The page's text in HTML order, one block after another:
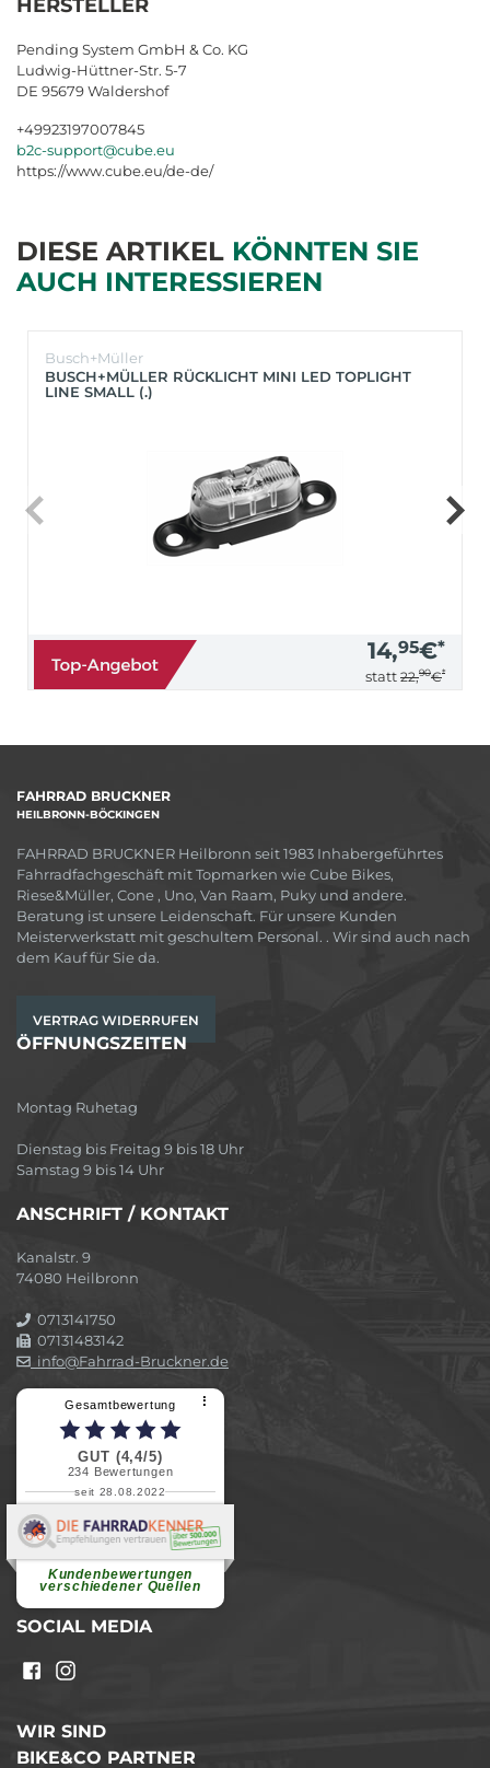
HERSTELLER
Pending System GmbH & Co. KG
Ludwig-Hüttner-Str. 5-7
DE 95679 Waldershof
+49923197007845
b2c-support@cube.eu
https://www.cube.eu/de-de/
DIESE ARTIKEL KÖNNTEN SIE
AUCH INTERESSIEREN
Busch+Müller
BUSCH+MÜLLER RÜCKLICHT MINI LED TOPLIGHT
LINE SMALL (.)
14,95€*
statt 22,90€*
FAHRRAD BRUCKNER
HEILBRONN-BÖCKINGEN
FAHRRAD BRUCKNER Heilbronn seit 1983 Inhabergeführtes
Fahrradfachgeschäft mit Topmarken wie Cube Bikes,
Riese&Müller, Cone , Uno, Van Raam, Puky und andere.
Beratung ist unsere Leidenschaft. Für unsere Kunden
Meisterwerkstatt mit geschultem Personal. . Wir sind auch nach
dem Kauf für Sie da.
VERTRAG WIDERRUFEN
ÖFFNUNGSZEITEN
Montag Ruhetag
Dienstag bis Freitag 9 bis 18 Uhr
Samstag 9 bis 14 Uhr
ANSCHRIFT / KONTAKT
Kanalstr. 9
74080 Heilbronn
0713141750
07131483142
info@Fahrrad-Bruckner.de
Gesamtbewertung ⠇
GUT (4,4/5)
234 Bewertungen
seit 28.08.2022
Kundenbewertungen
verschiedener Quellen
Elvira B.
Superschnelle und freundliche
weiterlesen
SOCIAL MEDIA
WIR SIND
BIKE&CO PARTNER